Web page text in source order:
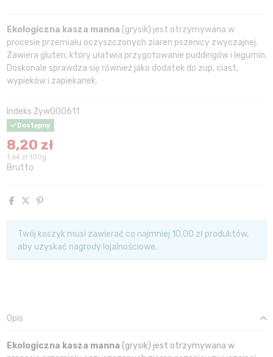
Ekologiczna kasza manna (grysik) jest otrzymywana w
procesie przemiału oczyszczonych ziaren pszenicy zwyczajnej.
Zawiera gluten, który ułatwia przygotowanie puddingów i legumin.
Doskonale sprawdza się również jako dodatek do zup, ciast,
wypieków i zapiekanek.
Indeks Żyw000611
Dostępny
8,20 zł
1,64 zł 100g
Brutto
Twój koszyk musi zawierać co najmniej 10,00 zł produktów,
aby uzyskać nagrody lojalnościowe.
Opis
Ekologiczna kasza manna (grysik) jest otrzymywana w